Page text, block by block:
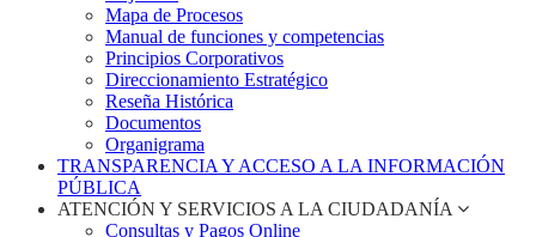
Mapa de Procesos
Manual de funciones y competencias
Principios Corporativos
Direccionamiento Estratégico
Reseña Histórica
Documentos
Organigrama
TRANSPARENCIA Y ACCESO A LA INFORMACIÓN
PÚBLICA
ATENCIÓN Y SERVICIOS A LA CIUDADANÍA
Consultas y Pagos Online